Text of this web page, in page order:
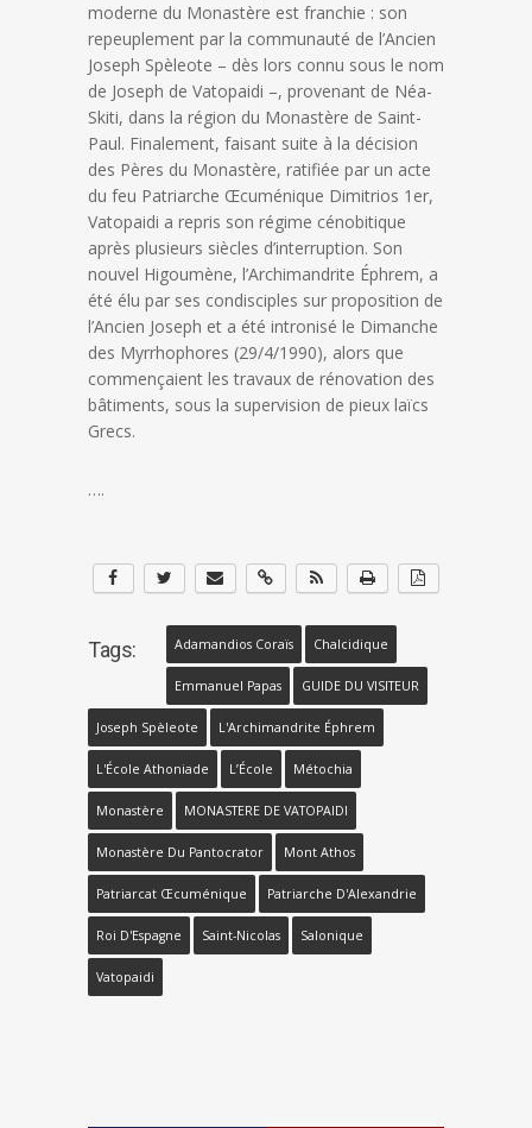
moderne du Monastère est franchie : son
repeuplement par la communauté de l’Ancien
Joseph Spèleote – dès lors connu sous le nom
de Joseph de Vatopaidi –, provenant de Néa-
Skiti, dans la région du Monastère de Saint-
Paul. Finalement, faisant suite à la décision
des Pères du Monastère, ratifiée par un acte
du feu Patriarche Œcuménique Dimitrios 1er,
Vatopaidi a repris son régime cénobitique
après plusieurs siècles d’interruption. Son
nouvel Higoumène, l’Archimandrite Éphrem, a
été élu par ses condisciples sur proposition de
l’Ancien Joseph et a été intronisé le Dimanche
des Myrrhophores (29/4/1990), alors que
commençaient les travaux de rénovation des
bâtiments, sous la supervision de pieux laïcs
Grecs.
….
Tags: Adamandios Coraïs Chalcidique
Emmanuel Papas GUIDE DU VISITEUR
Joseph Spèleote L'Archimandrite Éphrem
L'École Athoniade L’École Métochia
Monastère MONASTERE DE VATOPAIDI
Monastère Du Pantocrator Mont Athos
Patriarcat Œcuménique Patriarche D'Alexandrie
Roi D'Espagne Saint-Nicolas Salonique
Vatopaidi